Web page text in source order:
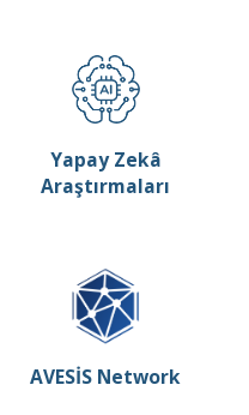
Yapay Zekâ
Araştırmaları
AVESİS Network